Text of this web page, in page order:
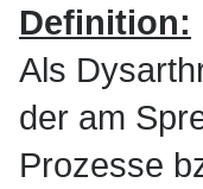
Definition:
Als
der am
Prozesse